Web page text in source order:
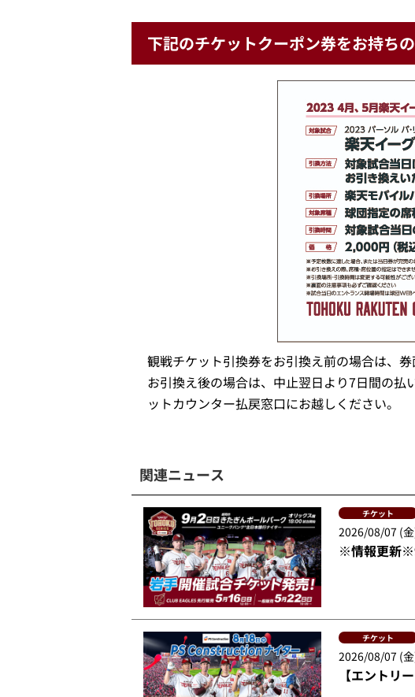
下記のチケットクーポン券をお持ち
観戦チケット引換券をお引換え前の場合は、
お引換え後の場合は、中止翌日より7日間の
ットカウンター払戻窓口にお越しください。
関連ニュース
チケット
2026/08/07 (
※情報更新
チケット
2026/08/07 (
【エント